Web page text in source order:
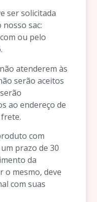
ser solicitada
sac:
ou pelo
atenderem às
serão aceitos
ao endereço de
com
prazo de 30
da
o mesmo, deve
com suas